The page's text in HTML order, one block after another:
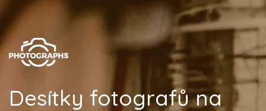
Desítky fotografů na